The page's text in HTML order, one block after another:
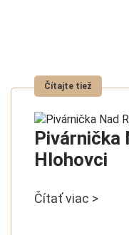
Pivárnička
Hlohovci
Čítať viac >